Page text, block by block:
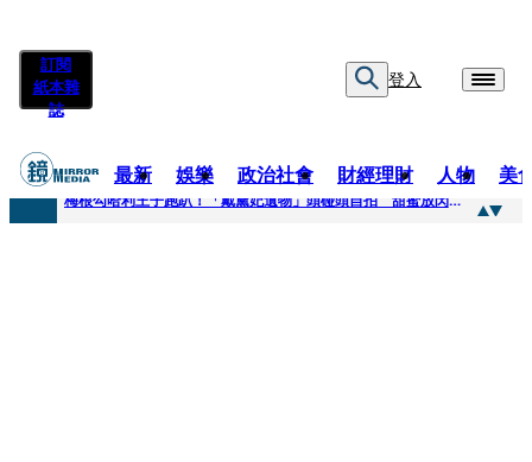
訂閱
紙本雜
誌
登入
最新 娛樂 政治社會 財經理財 人物 美
快訊
梅根勾哈利王子跑趴！「戴黛妃遺物」頭碰頭自拍 甜蜜放閃搶鏡